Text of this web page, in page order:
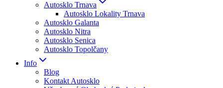
Autosklo Trnava
Autosklo Lokality Trnava
Autosklo Galanta
Autosklo Nitra
Autosklo Senica
Autosklo Topolčany
Info
Blog
Kontakt Autosklo